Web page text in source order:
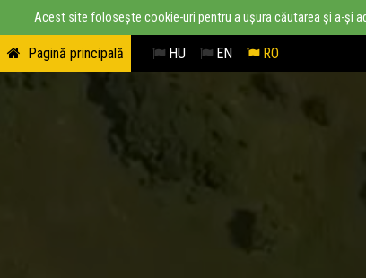
Acest site folosește cookie-uri pentru a ușura căutarea și a-și
Pagină principală HU EN RO